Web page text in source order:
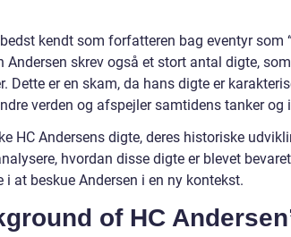
kendt som forfatteren bag eventyr som
Andersen skrev også et stort antal digte,
Dette er en skam, da hans digte er
verden og afspejler samtidens tanker og
HC Andersens digte, deres historiske
hvordan disse digte er blevet
at beskue Andersen i en ny kontekst.
of HC